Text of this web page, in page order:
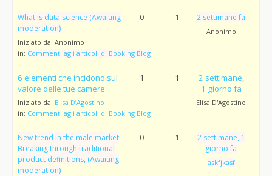
What is data science (Awaiting
moderation)
Iniziato da: Anonimo
in: Commenti agli articoli di Booking Blog
0 1 2 settimane fa
Anonimo
6 elementi che incidono sul
valore delle tue camere
Iniziato da: Elisa D’Agostino
in: Commenti agli articoli di Booking Blog
1 1
2 settimane,
1 giorno fa
Elisa D'Agostino
New trend in the male market
Breaking through traditional
product definitions, (Awaiting
moderation)
0 1
2 settimane, 1
giorno fa
askfjkasf